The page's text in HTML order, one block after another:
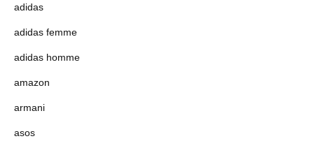
adidas
adidas femme
adidas homme
amazon
armani
asos